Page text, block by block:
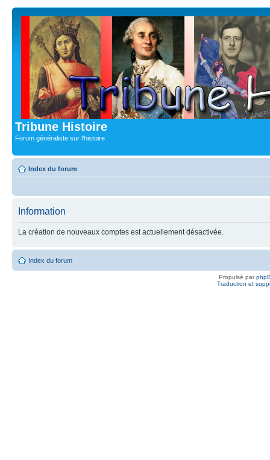
Tribune Histoire
Forum généraliste sur l'histoire
Index du forum
Information
La création de nouveaux comptes est actuellement désactivée.
Index du forum
Propulsé par
Traduction et